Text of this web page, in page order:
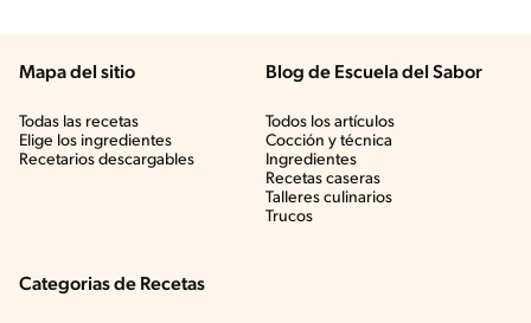
Mapa del sitio
Todas las recetas
Elige los ingredientes
Recetarios descargables
Blog de Escuela del Sabor
Todos los artículos
Cocción y técnica
Ingredientes
Recetas caseras
Talleres culinarios
Trucos
Categorias de Recetas